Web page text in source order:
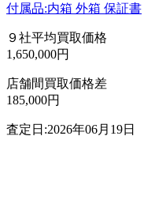
付属品:内箱 外箱 保証書
９社平均買取価格
1,650,000円
店舗間買取価格差
185,000円
査定日:2026年06月19日